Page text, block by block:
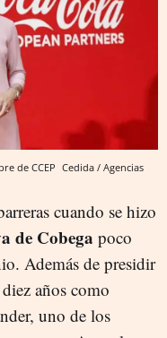
de CCEP Cedida / Agencias
cuando se hizo
de Cobega poco
Además de presidir
años como
uno de los